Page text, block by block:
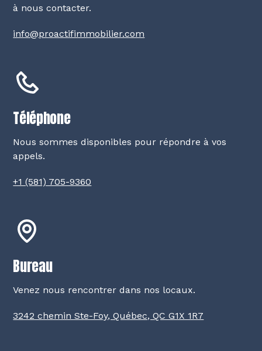
à nous contacter.
info@proactifimmobilier.com
Téléphone
Nous sommes disponibles pour répondre à vos
appels.
+1 (581) 705-9360
Bureau
Venez nous rencontrer dans nos locaux.
3242 chemin Ste-Foy, Québec, QC G1X 1R7